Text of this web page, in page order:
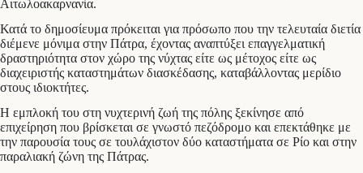
Αιτωλοακαρνανία.
Κατά το δημοσίευμα πρόκειται για πρόσωπο που την τελευταία διετία
διέμενε μόνιμα στην Πάτρα, έχοντας αναπτύξει επαγγελματική
δραστηριότητα στον χώρο της νύχτας είτε ως μέτοχος είτε ως
διαχειριστής καταστημάτων διασκέδασης, καταβάλλοντας μερίδιο
στους ιδιοκτήτες.
Η εμπλοκή του στη νυχτερινή ζωή της πόλης ξεκίνησε από
επιχείρηση που βρίσκεται σε γνωστό πεζόδρομο και επεκτάθηκε με
την παρουσία τους σε τουλάχιστον δύο καταστήματα σε Ρίο και στην
παραλιακή ζώνη της Πάτρας.